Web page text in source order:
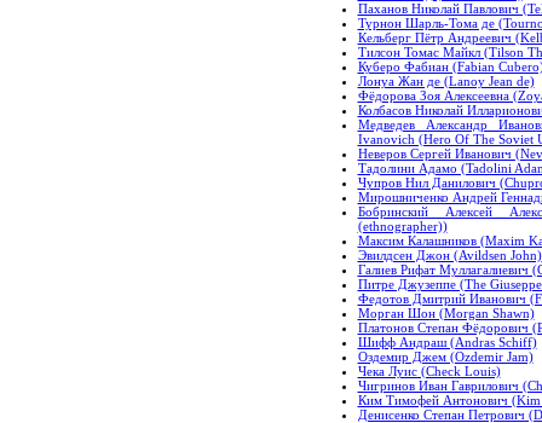
Паханов Николай Павлович
Турнон Шарль-Тома де
Кельберг Пётр Андреевич
Тилсон Томас Майкл (Tilson
Куберо Фабиан (Fabian
Лонуа Жан де (Lanoy Jean de)
Фёдорова Зоя Алексеевна
Колбасов Николай
Медведев Александр
Ivanovich (Hero Of The Soviet
Неверов Сергей Иванович
Тадолини Адамо (Tadolini
Чупров Нил Данилович
Мирошниченко Андрей
Бобринский Алексей
(ethnographer))
Максим Калашников (Maxim
Эвилдсен Джон (Avildsen John)
Галиев Рифат Муллагалиевич
Питре Джузеппе (The
Федотов Дмитрий Иванович
Морган Шон (Morgan Shawn)
Платонов Степан Фёдорович
Шифф Андраш (Andras Schiff)
Оздемир Джем (Ozdemir Jam)
Чека Луис (Check Louis)
Чигринов Иван Гаврилович
Ким Тимофей Антонович
Денисенко Степан Петрович